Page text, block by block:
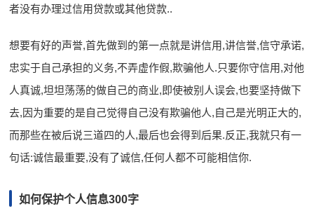
者没有办理过信用贷款或其他贷款..
想要有好的声誉,首先做到的第一点就是讲信用,讲信誉,信守承诺,
忠实于自己承担的义务,不弄虚作假,欺骗他人.只要你守信用,对他
人真诚,坦坦荡荡的做自己的商业,即使被别人误会,也要坚持做下
去,因为重要的是自己觉得自己没有欺骗他人,自己是光明正大的,
而那些在被后说三道四的人,最后也会得到后果.反正,我就只有一
句话:诚信最重要,没有了诚信,任何人都不可能相信你.
如何保护个人信息300字